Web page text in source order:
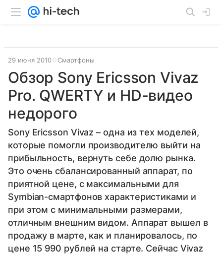
29 июня 2010 Смартфоны
Обзор Sony Ericsson Vivaz
Pro. QWERTY и HD-видео
недорого
Sony Ericsson Vivaz – одна из тех моделей,
которые помогли производителю выйти на
прибыльность, вернуть себе долю рынка.
Это очень сбалансированный аппарат, по
приятной цене, с максимальными для
Symbian-смартфонов характеристиками и
при этом с минимальными размерами,
отличным внешним видом. Аппарат вышел в
продажу в марте, как и планировалось, по
цене 15 990 рублей на старте. Сейчас Vivaz